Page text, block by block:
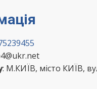
: М.КИЇВ, місто КИЇВ,